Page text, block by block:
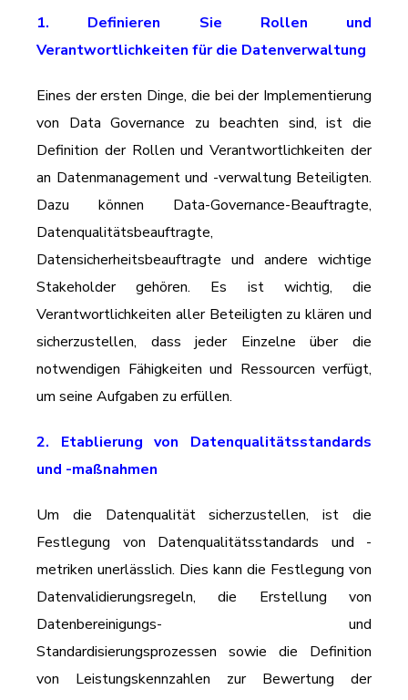
1. Definieren Sie Rollen und
Verantwortlichkeiten für die Datenverwaltung
Eines der ersten Dinge, die bei der Implementierung
von Data Governance zu beachten sind, ist die
Definition der Rollen und Verantwortlichkeiten der
an Datenmanagement und -verwaltung Beteiligten.
Dazu können Data-Governance-Beauftragte,
Datenqualitätsbeauftragte,
Datensicherheitsbeauftragte und andere wichtige
Stakeholder gehören. Es ist wichtig, die
Verantwortlichkeiten aller Beteiligten zu klären und
sicherzustellen, dass jeder Einzelne über die
notwendigen Fähigkeiten und Ressourcen verfügt,
um seine Aufgaben zu erfüllen.
2. Etablierung von Datenqualitätsstandards
und -maßnahmen
Um die Datenqualität sicherzustellen, ist die
Festlegung von Datenqualitätsstandards und -
metriken unerlässlich. Dies kann die Festlegung von
Datenvalidierungsregeln, die Erstellung von
Datenbereinigungs- und
Standardisierungsprozessen sowie die Definition
von Leistungskennzahlen zur Bewertung der